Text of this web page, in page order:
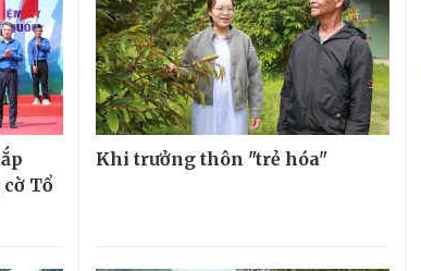
Tổ
Khi trưởng thôn "trẻ hóa"